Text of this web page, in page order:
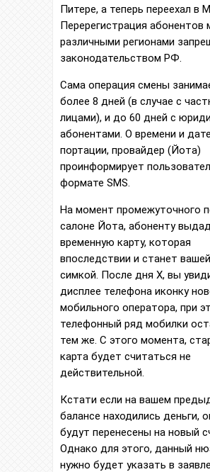
Питере, а теперь переехал в
Перерегистрация абонентов
различными регионами
законодательством РФ.
Сама операция смены
более 8 дней (в случае с
лицами), и до 60 дней с
абонентами. О времени и дате
портации, провайдер (Йота)
проинформирует
формате SMS.
На момент промежуточного
салоне Йота, абоненту
временную карту, которая
впоследствии и станет
симкой. После дня Х, вы
дисплее телефона иконку
мобильного оператора, при
телефонный ряд мобилки
тем же. С этого момента,
карта будет считаться не
действительной.
Кстати если на вашем
балансе находились деньги,
будут перенесены на новый
Однако для этого, данный
нужно будет указать в